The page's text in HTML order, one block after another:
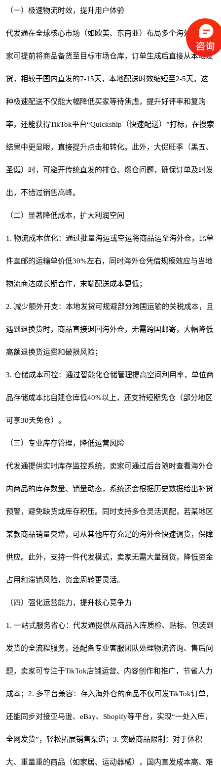
（一）极速物流时效，提升用户体验
代发通在全球核心市场（如欧美、东南亚）布局多个海外仓，卖
家可提前将商品备货至目标市场仓库，订单生成后直接从本地发
货，相较于国内直发的7-15天，本地配送时效缩短至2-5天。这
种极速配送不仅能大幅降低买家等待焦虑，提升好评率和复购
率，还能获得TikTok平台“Quickship（快速配送）”打标，在搜索
结果中更显眼，直接提升点击和转化。此外，大促旺季（黑五、
圣诞）时，可避开传统直发的排仓、爆仓问题，确保订单及时发
出，不错过销售高峰。
（二）显著降低成本，扩大利润空间
1. 物流成本优化：通过批量海运或空运将商品运至海外仓，比单
件直邮的运输单价低30%左右，同时海外仓凭借规模效应与当地
物流商达成长期合作，末端配送成本更低；
2. 减少额外开支：本地发货可规避部分跨国运输的关税成本，且
遇到退换货时，商品直接退回海外仓，无需跨国邮寄，大幅降低
高额退换货运费和破损风险；
3. 仓储成本可控：通过智能化仓储管理提高空间利用率，单位商
品存储成本比自建仓库低40%以上，还支持短期免仓（部分地区
可享30天免仓）。
（三）专业库存管理，降低运营风险
代发通提供实时库存监控系统，卖家可通过后台随时查看海外仓
内商品的库存数量、销量动态，系统还会根据历史数据给出补货
预警，避免缺货或库存积压。同时支持多仓灵活调配，若某地区
某款商品销量突增，可从其他库存充足的海外仓快速调货，保障
供应。此外，支持一件代发模式，卖家无需大量囤货，降低资金
占用和滞销风险，资金周转更灵活。
（四）强化运营能力，提升核心竞争力
1. 一站式服务省心：代发通提供从商品入库质检、贴标、包装到
发货的全流程服务，还配备专业客服团队处理物流咨询、售后问
题，卖家可专注于TikTok店铺运营、内容创作和推广，节省人力
成本；2. 多平台兼容：存入海外仓的商品不仅可发TikTok订单，
还能同步对接亚马逊、eBay、Shopify等平台，实现“一处入库，
全网发货”，轻松拓展销售渠道；3. 突破商品限制：对于体积
大、重量重的商品（如家居、运动器械），国内直发成本高、难